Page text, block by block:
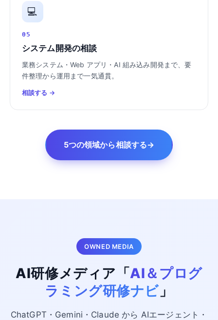
💻
05
システム開発の相談
業務システム・Web アプリ・AI 組み込み開発まで、要
件整理から運用まで一気通貫。
相談する →
5つの領域から相談する→
OWNED MEDIA
AI研修メディア「AI＆プログ
ラミング研修ナビ」
ChatGPT・Gemini・Claude から AIエージェント・